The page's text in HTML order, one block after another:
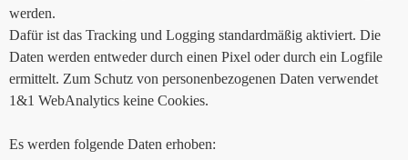
werden.
Dafür ist das Tracking und Logging standardmäßig aktiviert. Die
Daten werden entweder durch einen Pixel oder durch ein Logfile
ermittelt. Zum Schutz von personenbezogenen Daten verwendet
1&1 WebAnalytics keine Cookies.
Es werden folgende Daten erhoben: